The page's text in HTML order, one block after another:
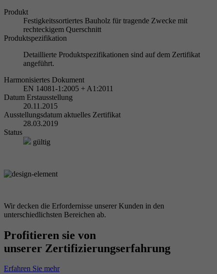
Produkt
Festigkeitssortiertes Bauholz für tragende Zwecke mit
rechteckigem Querschnitt
Produktspezifikation
Detaillierte Produktspezifikationen sind auf dem Zertifikat
angeführt.
Harmonisiertes Dokument
EN 14081-1:2005 + A1:2011
Datum Erstausstellung
20.11.2015
Ausstellungsdatum aktuelles Zertifikat
28.03.2019
Status
gültig
Wir decken die Erfordernisse unserer Kunden in den
unterschiedlichsten Bereichen ab.
Profitieren sie von
unserer Zertifizierungserfahrung
Erfahren Sie mehr